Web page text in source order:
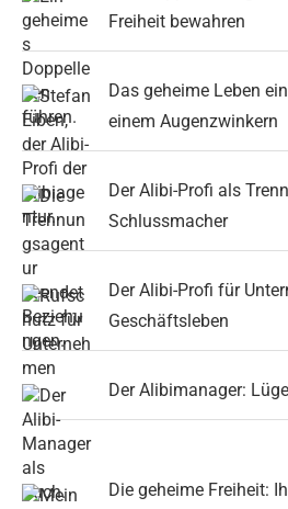
Freiheit bewahren
Das geheime Leben
einem Augenzwinkern
Der Alibi-Profi als
Schlussmacher
Der Alibi-Profi für
Geschäftsleben
Der Alibimanager:
Die geheime Freiheit: